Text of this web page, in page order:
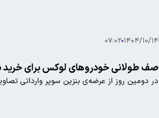
۱۴۰۴/۱۰/۱۴ ۰۷:۰۲
صف طولانی خودروهای لوکس برای خرید بنزین ۸۰ هزار
در دومین روز از عرضه‌ی بنزین سوپر وارداتی